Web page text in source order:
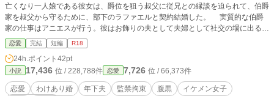
亡くなり一人娘である彼女は、爵位を狙う叔父に従兄との縁談を迫られて、伯爵
家を叔父から守るために、部下のラファエルと契約結婚した。 実質的な伯爵
家の仕事はアニエスが行う。彼はお飾りの夫として夫婦として社交の場に出る以
外は、好きなことをしていいという条件だった。 子供を作るための夫婦生活
は行っていたものの、次第にアニエスは彼との生活に息苦しさを覚えるようにな
る。 アニエスと結婚してからも、ラファエルには女性たちからの熱い視線が
向けられる。 ラファエルも普通の健康的な男子。このまま結婚を続けてい
たら、彼にとっても良くないと思い始めていた。 そんな時、条件付きで女性
にも爵位を認める法律が改正された。 その条件に当てはまる彼女は、彼がい
恋愛 完結 短編 R18
24h.ポイント 42pt
小説 17,436 位 / 228,788件 恋愛 7,726 位 / 66,373件
恋愛 わけあり婚 年下夫 監禁拘束 腹黒
イケメン女子